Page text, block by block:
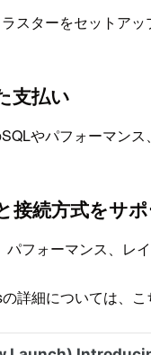
スターをセットア
支払い
やパフォーマン
接続方式をサポ
フォーマンス、レ
詳細については、こ